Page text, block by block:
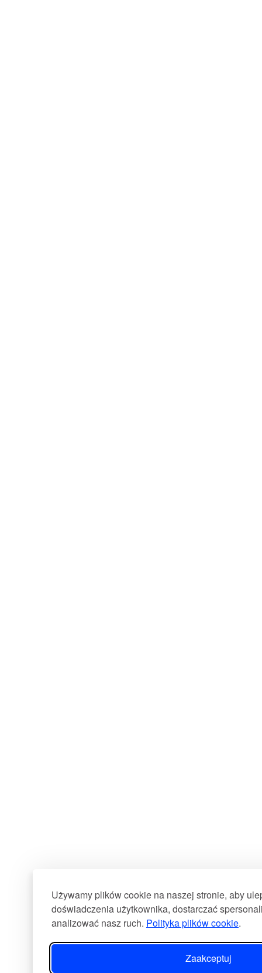
Używamy plików cookie na naszej stronie, aby
doświadczenia użytkownika, dostarczać
analizować nasz ruch. Polityka plików cookie.
Zaakceptuj